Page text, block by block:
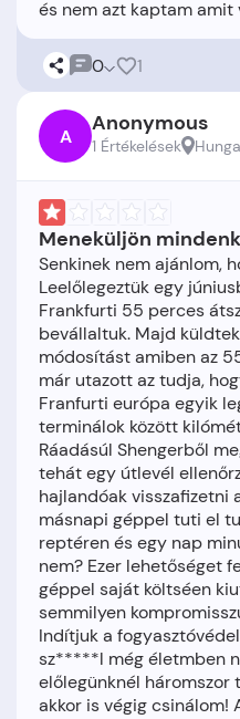
0 1
A Anonymous
1 Értékelések
Meneküljön
Senkinek nem ajánlom,
Leelőlegeztük egy
Frankfurti 55 perces
bevállaltuk. Majd
módosítást amiben az
már utazott az tudja,
Franfurti európa egyik
terminálok között
Ráadásúl Shengerből
tehát egy útlevél
hajlandóak visszafizetni
másnapi géppel tuti el
reptéren és egy nap
nem? Ezer lehetőséget
géppel saját költséen
semmilyen
Indítjuk a
sz*****l még életmben
előlegünknél háromszor
akkor is végig csinálom!